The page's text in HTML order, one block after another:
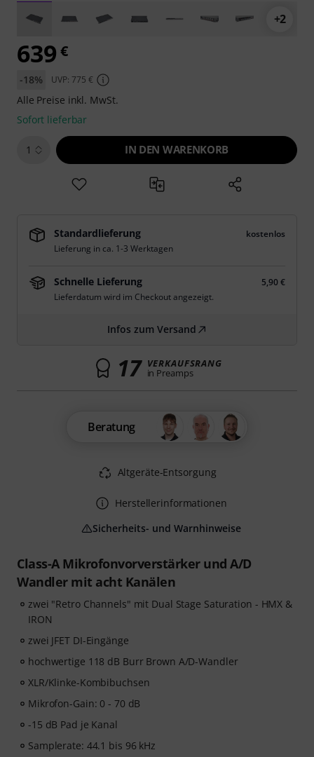
+2
Class-A Mikrofonvorverstärker und A/D
Wandler mit acht Kanälen
zwei "Retro Channels" mit Dual Stage Saturation - HMX &
IRON
zwei JFET DI-Eingänge
hochwertige 118 dB Burr Brown A/D-Wandler
XLR/Klinke-Kombibuchsen
Mikrofon-Gain: 0 - 70 dB
-15 dB Pad je Kanal
Samplerate: 44.1 bis 96 kHz
639 €
-18% UVP: 775 €
Alle Preise inkl. MwSt.
Sofort lieferbar
1 IN DEN WARENKORB
Standardlieferung
kostenlos
Lieferung in ca. 1-3 Werktagen
Schnelle Lieferung
5,90 €
Lieferdatum wird im Checkout angezeigt.
Infos zum Versand
17 VERKAUFSRANG
in Preamps
Beratung
Altgeräte-Entsorgung
Herstellerinformationen
Sicherheits- und Warnhinweise